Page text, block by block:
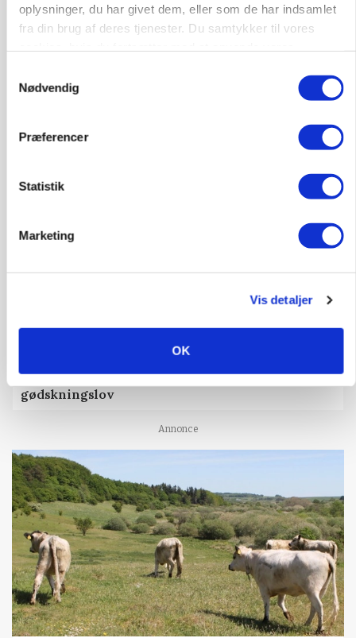
oplysninger, du har givet dem, eller som de har indsamlet
fra din brug af deres tjenester. Du samtykker til vores
Nødvendig
Præferencer
Statistik
Marketing
Vis detaljer
OK
GRISE
Rådgiver om DB-Tjek: Små justeringer kan give
protestgruppe vil demonstrere mod ny
gødskningslov
Annonce